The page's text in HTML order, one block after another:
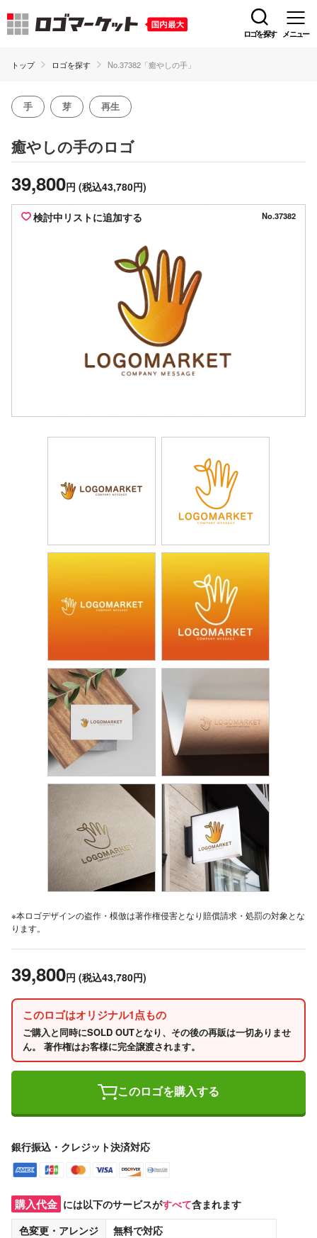
ロゴを探す メニュー
トップ ロゴを探す No.37382「癒やしの手」
手 芽 再生
癒やしの手のロゴ
39,800円 (税込43,780円)
検討中リストに追加する No.37382
※本ロゴデザインの盗作・模倣は著作権侵害となり賠償請求・処罰の対象とな
ります。
39,800円 (税込43,780円)
このロゴはオリジナル1点もの
ご購入と同時にSOLD OUTとなり、その後の再販は一切ありませ
ん。 著作権はお客様に完全譲渡されます。
このロゴを購入する
銀行振込・クレジット決済対応
購入代金 には以下のサービスがすべて含まれます
色変更・アレンジ
無料で対応